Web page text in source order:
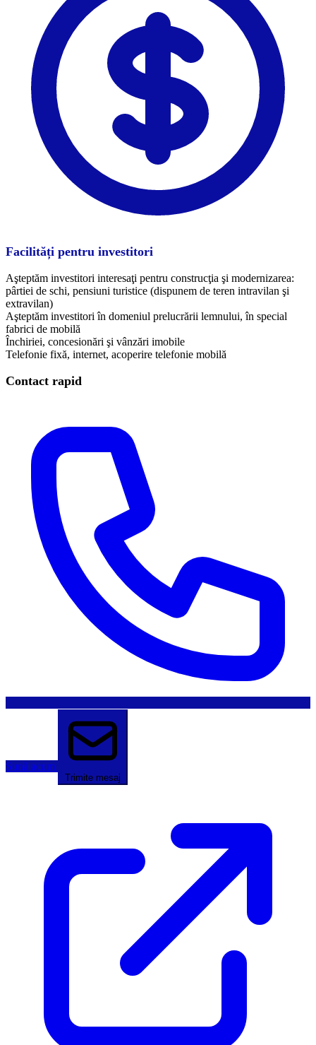
Facilități pentru investitori
Aşteptăm investitori interesaţi pentru construcţia şi modernizarea:
pârtiei de schi, pensiuni turistice (dispunem de teren intravilan şi
extravilan)
Aşteptăm investitori în domeniul prelucrării lemnului, în special
fabrici de mobilă
Închiriei, concesionări şi vânzări imobile
Telefonie fixă, internet, acoperire telefonie mobilă
Contact rapid
Sună acum
Trimite mesaj